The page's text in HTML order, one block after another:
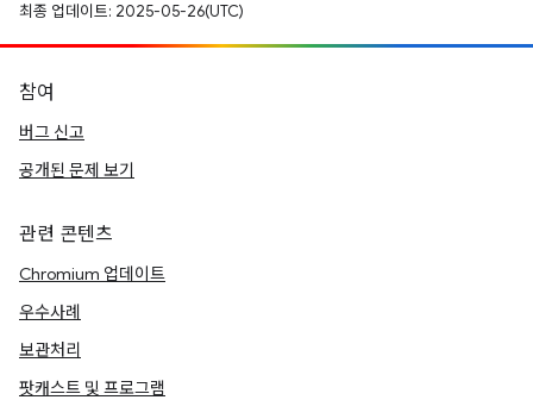
최종 업데이트: 2025-05-26(UTC)
참여
버그 신고
공개된 문제 보기
관련 콘텐츠
Chromium 업데이트
우수사례
보관처리
팟캐스트 및 프로그램